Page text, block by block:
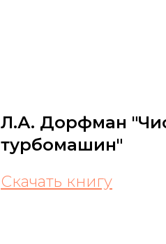
Л.А. Дорфман
турбомашин"
Скачать книгу